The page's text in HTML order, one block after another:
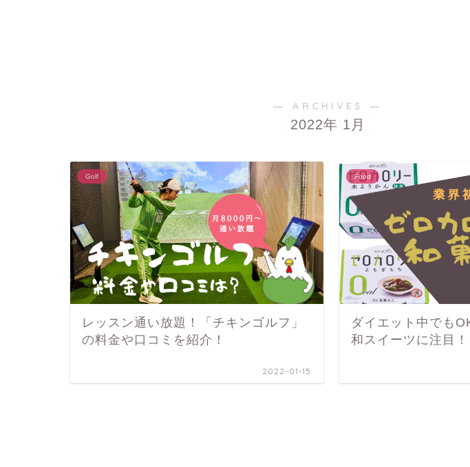
― ARCHIVES ―
2022年 1月
Golf
レッスン通い放題！「チキンゴルフ」
の料金や口コミを紹介！
2022-01-15
Food
ダイエット中でも
和スイーツに注目！